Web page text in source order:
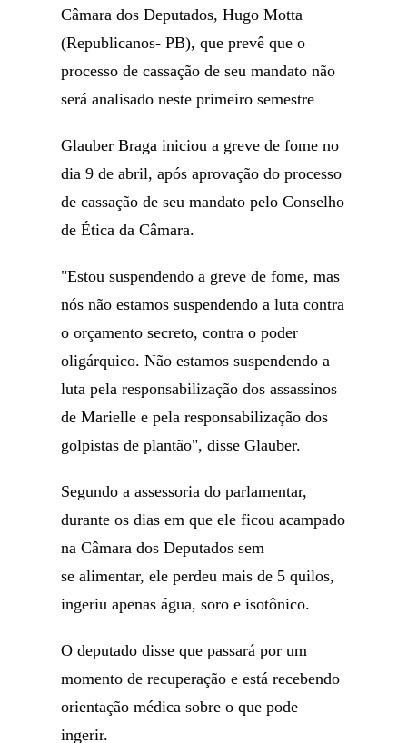
Câmara dos Deputados, Hugo Motta
(Republicanos- PB), que prevê que o
processo de cassação de seu mandato não
será analisado neste primeiro semestre
Glauber Braga iniciou a greve de fome no
dia 9 de abril, após aprovação do processo
de cassação de seu mandato pelo Conselho
de Ética da Câmara.
"Estou suspendendo a greve de fome, mas
nós não estamos suspendendo a luta contra
o orçamento secreto, contra o poder
oligárquico. Não estamos suspendendo a
luta pela responsabilização dos assassinos
de Marielle e pela responsabilização dos
golpistas de plantão", disse Glauber.
Segundo a assessoria do parlamentar,
durante os dias em que ele ficou acampado
na Câmara dos Deputados sem
se alimentar, ele perdeu mais de 5 quilos,
ingeriu apenas água, soro e isotônico.
O deputado disse que passará por um
momento de recuperação e está recebendo
orientação médica sobre o que pode
ingerir.